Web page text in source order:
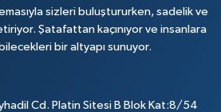
sizleri buluştururken, sadelik ve
Şatafattan kaçınıyor ve insanlara
bir altyapı sunuyor.
Cd. Platin Sitesi B Blok Kat:8/54